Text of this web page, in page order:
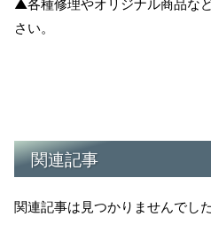
▲各種修理やオリジナル商品な
さい。
関連記事
関連記事は見つかりませんでした